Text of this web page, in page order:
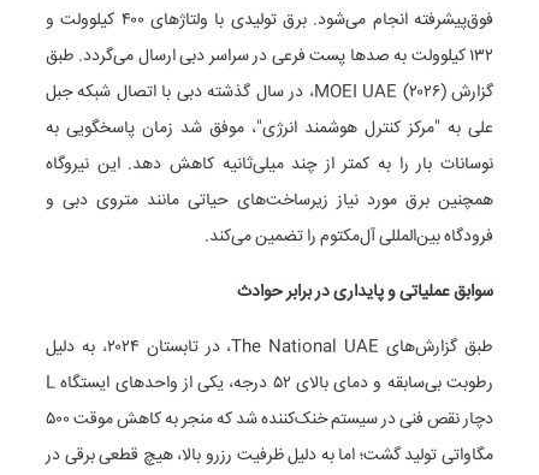
فوق‌پیشرفته انجام می‌شود. برق تولیدی با ولتاژهای ۴۰۰ کیلوولت و
۱۳۲ کیلوولت به صدها پست فرعی در سراسر دبی ارسال می‌گردد. طبق
گزارش MOEI UAE (۲۰۲۶)، در سال گذشته دبی با اتصال شبکه جبل
علی به "مرکز کنترل هوشمند انرژی"، موفق شد زمان پاسخگویی به
نوسانات بار را به کمتر از چند میلی‌ثانیه کاهش دهد. این نیروگاه
همچنین برق مورد نیاز زیرساخت‌های حیاتی مانند متروی دبی و
فرودگاه بین‌المللی آل‌مکتوم را تضمین می‌کند.
سوابق عملیاتی و پایداری در برابر حوادث
طبق گزارش‌های The National UAE، در تابستان ۲۰۲۴، به دلیل
رطوبت بی‌سابقه و دمای بالای ۵۲ درجه، یکی از واحدهای ایستگاه L
دچار نقص فنی در سیستم خنک‌کننده شد که منجر به کاهش موقت ۵۰۰
مگاواتی تولید گشت؛ اما به دلیل ظرفیت رزرو بالا، هیچ قطعی برقی در